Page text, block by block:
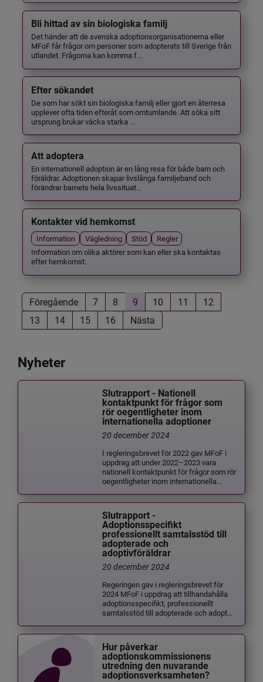
Bli hittad av sin biologiska familj
Det händer att de svenska adoptionsorganisationerna eller
MFoF får frågor om personer som adopterats till Sverige från
utlandet. Frågorna kan komma f...
Efter sökandet
De som har sökt sin biologiska familj eller gjort en återresa
upplever ofta tiden efteråt som omtumlande. Att söka sitt
ursprung brukar väcka starka ...
Att adoptera
En internationell adoption är en lång resa för både barn och
föräldrar. Adoptionen skapar livslånga familjeband och
förändrar barnets hela livssituat...
Kontakter vid hemkomst
Information Vägledning Stöd
Regler
Information om olika aktörer som kan eller ska kontaktas
efter hemkomst.
Föregående 7 8 9 10 11
12
13
14 15 16 Nästa
Nyheter
Slutrapport - Nationell
kontaktpunkt för frågor som
rör oegentligheter inom
internationella adoptioner
20 december 2024
I regleringsbrevet för 2022 gav MFoF i
uppdrag att under 2022–2023 vara
nationell kontaktpunkt för frågor som rör
oegentligheter inom internationella...
Slutrapport -
Adoptionsspecifikt
professionellt samtalsstöd till
adopterade och
adoptivföräldrar
20 december 2024
Regeringen gav i regleringsbrevet för
2024 MFoF i uppdrag att tillhandahålla
adoptionsspecifikt, professionellt
samtalsstöd till adopterade och adopt...
Hur påverkar
adoptionskommissionens
utredning den nuvarande
adoptionsverksamheten?